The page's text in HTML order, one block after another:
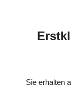
Sie erhalten